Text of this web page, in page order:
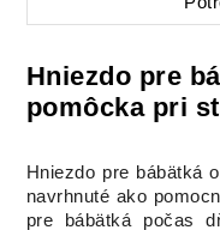
Hniezdo pre
pomôcka pri
Hniezdo pre bábätká
navrhnuté ako
pre bábätká počas